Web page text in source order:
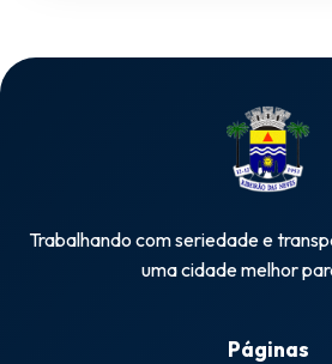
Trabalhando com seriedade e
uma cidade melhor
Páginas